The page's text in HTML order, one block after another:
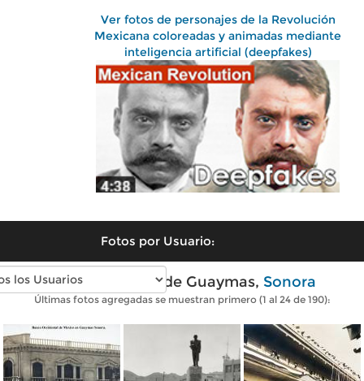
Ver fotos de personajes de la Revolución
Mexicana coloreadas y animadas mediante
inteligencia artificial (deepfakes)
Fotos por Usuario:
Fotos antiguas de Guaymas, Sonora
Últimas fotos agregadas se muestran primero (1 al 24 de 190):